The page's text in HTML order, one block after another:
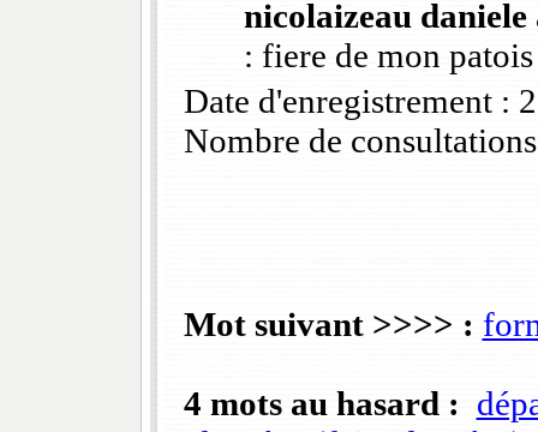
nicolaizeau daniele
: fiere de mon patois
Date d'enregistrement :
Nombre de
Mot suivant >>>> :
4 mots au hasard :